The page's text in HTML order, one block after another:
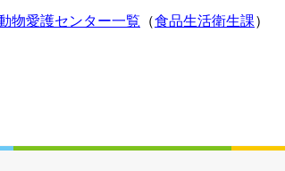
物愛護センター一覧 （食品生活衛生課）